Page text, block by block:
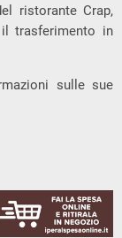
ristorante Crap,
il trasferimento in
sulle sue